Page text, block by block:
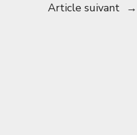
Article suivant →